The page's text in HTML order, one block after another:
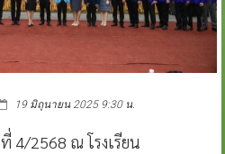
19 มิถุนายน 2025 9:30 น.
4/2568 ณ โรงเรียน